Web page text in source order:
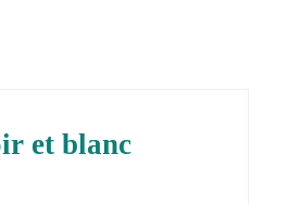
et blanc